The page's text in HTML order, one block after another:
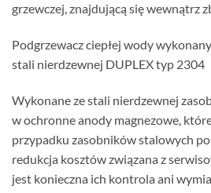
grzewczej, znajdującą się wewnątrz
Podgrzewacz ciepłej wody
stali nierdzewnej DUPLEX typ 2304
Wykonane ze stali nierdzewnej
w ochronne anody magnezowe,
przypadku zasobników stalowych
redukcja kosztów związana z
jest konieczna ich kontrola ani